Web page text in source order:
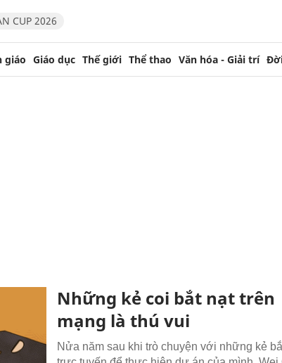
CUP 2026
giáo Giáo dục Thế giới Thể thao Văn hóa - Giải trí
Những kẻ coi bắt nạt trên
mạng là thú vui
Nửa năm sau khi trò chuyện với những kẻ